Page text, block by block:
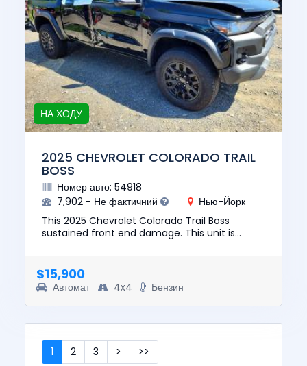
НА ХОДУ
2025 CHEVROLET COLORADO TRAIL
BOSS
Номер авто: 54918
7,902 - Не фактичний
Нью-Йорк
This 2025 Chevrolet Colorado Trail Boss
sustained front end damage. This unit is
value of this vehicle was $...
$15,900
Автомат 4x4 Бензин
1 2 3 >
>>